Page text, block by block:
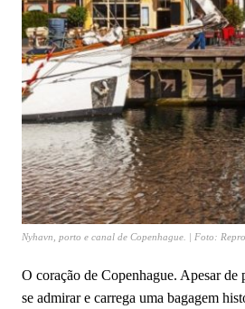
Nyhavn, porto e canal de Copenhague. | Foto:
O coração de Copenhague. Apesar
se admirar e carrega uma bagagem